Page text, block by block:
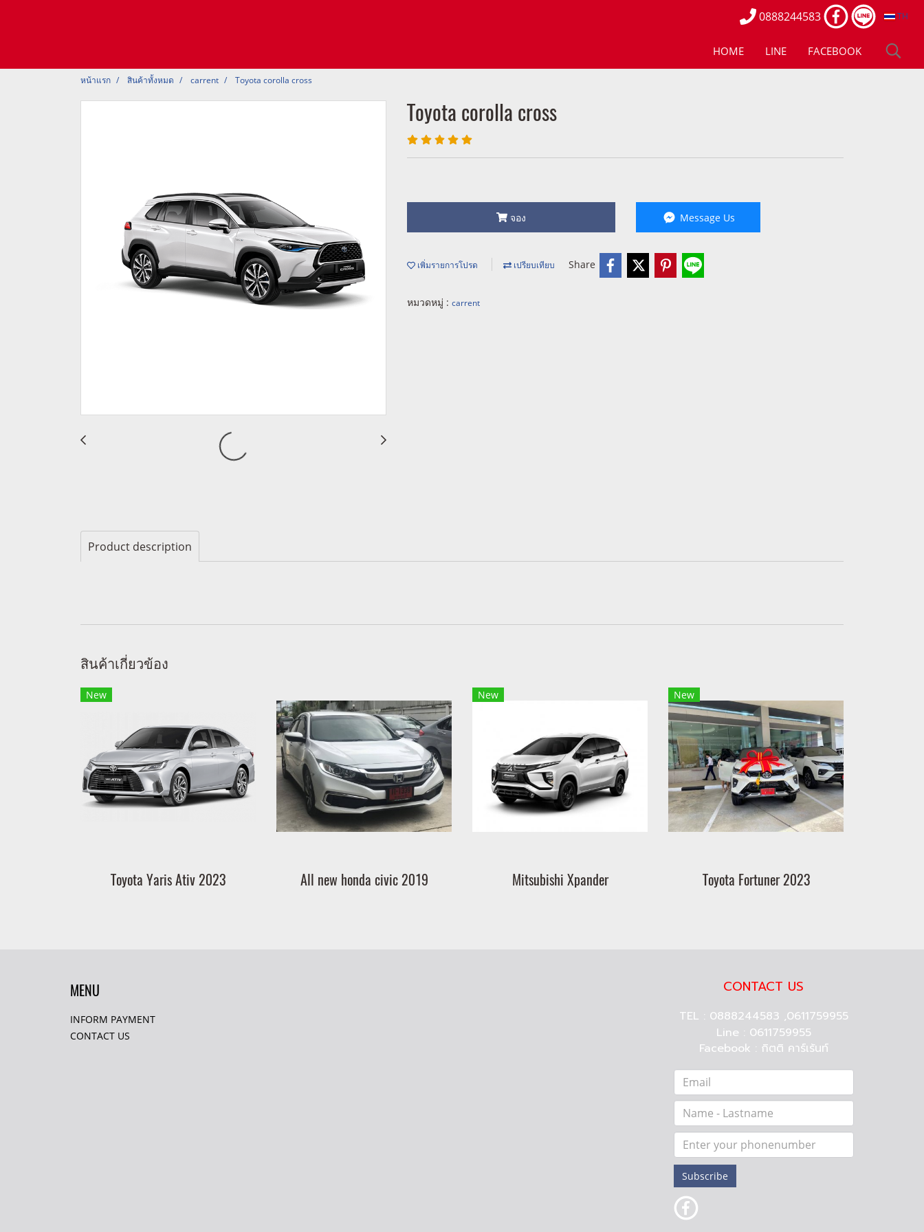
0888244583 TH
HOME LINE FACEBOOK
หน้าแรก สินค้าทั้งหมด carrent Toyota corolla cross
Toyota corolla cross
จอง Message Us
เพิ่มรายการโปรด เปรียบเทียบ Share
หมวดหมู่ : carrent
Product description
สินค้าเกี่ยวข้อง
New
Toyota Yaris Ativ 2023 All new honda civic 2019
New
Mitsubishi Xpander
New
Toyota Fortuner 2023
MENU
INFORM PAYMENT
CONTACT US
CONTACT US
TEL : 0888244583 ,0611759955
Line : 0611759955
Facebook : กิตติ คาร์เร้นท์
Subscribe